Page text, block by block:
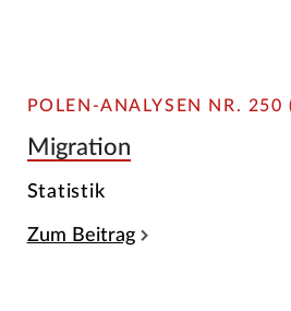
POLEN-ANALYSEN NR. 250
Migration
Statistik
Zum Beitrag